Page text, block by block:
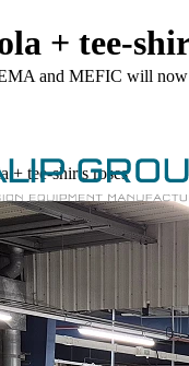
and MEFIC will
+ tee-
+ tee-shirts roses